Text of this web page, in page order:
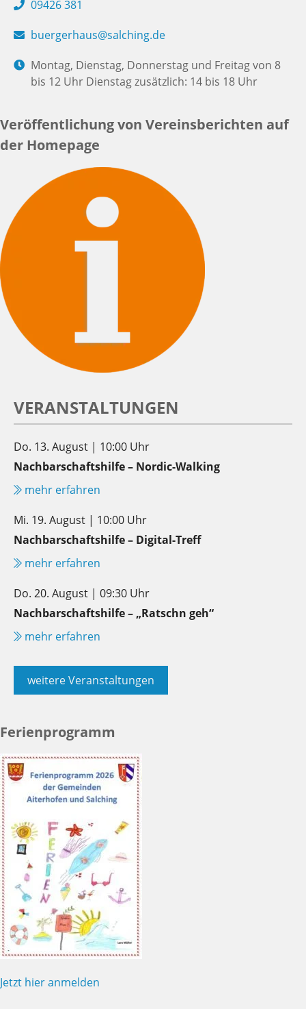
09426 381
buergerhaus@salching.de
Montag, Dienstag, Donnerstag und Freitag von 8
bis 12 Uhr Dienstag zusätzlich: 14 bis 18 Uhr
Veröffentlichung von Vereinsberichten auf
der Homepage
VERANSTALTUNGEN
Do. 13. August | 10:00 Uhr
Nachbarschaftshilfe – Nordic-Walking
mehr erfahren
Mi. 19. August | 10:00 Uhr
Nachbarschaftshilfe – Digital-Treff
mehr erfahren
Do. 20. August | 09:30 Uhr
Nachbarschaftshilfe – „Ratschn geh“
mehr erfahren
weitere Veranstaltungen
Ferienprogramm
Jetzt hier anmelden